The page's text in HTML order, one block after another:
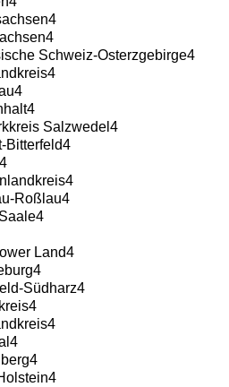
4
4
Schweiz-Osterzgebirge4
4
4
4
Salzwedel 4
Bitterfeld4
4
4
Roßlau4
4
Land4
4
Südharz4
4
4
4
4
4